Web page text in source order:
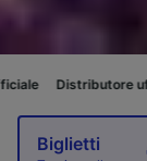
ufficiale
Biglietti